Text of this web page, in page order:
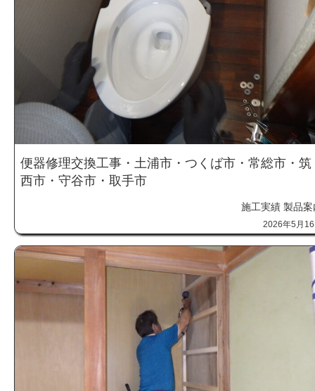
便器修理交換工事・土浦市・つくば市・常総市・筑
西市・守谷市・取手市
施工実績 製品案
2026年5月